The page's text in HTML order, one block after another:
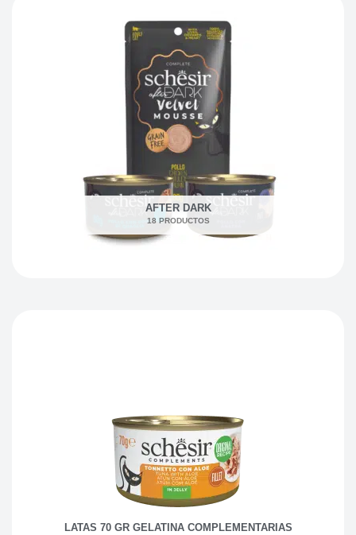
AFTER DARK
18 PRODUCTOS
LATAS 70 GR GELATINA COMPLEMENTARIAS